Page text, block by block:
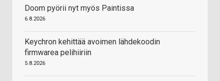
Doom pyörii nyt myös Paintissa
6.8.2026
Keychron kehittää avoimen lähdekoodin
firmwarea pelihiiriin
5.8.2026